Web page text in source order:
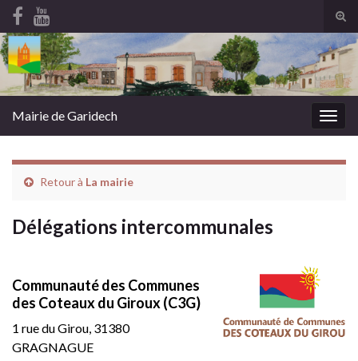
Search for:
Mairie de Garidech
Retour à La mairie
Délégations intercommunales
Communauté des Communes
des Coteaux du Giroux (C3G)
1 rue du Girou, 31380
GRAGNAGUE